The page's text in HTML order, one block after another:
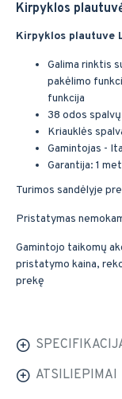
Kirpyklos
Kirpyklos plautuve
Galima rinktis
pakėlimo
funkcija
38 odos
Kriauklės
Gamintojas -
Garantija: 1
Turimos sandėlyje
Pristatymas
Gamintojo taikomų
pristatymo kaina,
prekę
ATSILIEPIMAI